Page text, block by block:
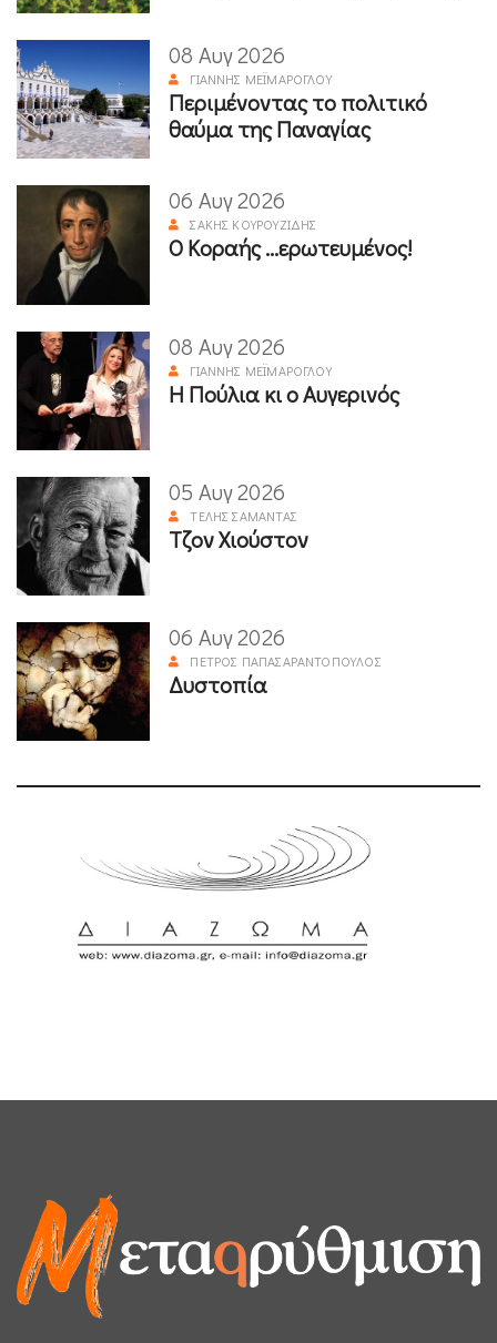
08 Αυγ 2026
ΓΙΆΝΝΗΣ ΜΕΪΜΆΡΟΓΛΟΥ
Περιμένοντας το πολιτικό
θαύμα της Παναγίας
06 Αυγ 2026
ΣΆΚΗΣ ΚΟΥΡΟΥΖΊΔΗΣ
Ο Κοραής ...ερωτευμένος!
08 Αυγ 2026
ΓΙΆΝΝΗΣ ΜΕΪΜΆΡΟΓΛΟΥ
Η Πούλια κι ο Αυγερινός
05 Αυγ 2026
ΤΈΛΗΣ ΣΑΜΑΝΤΆΣ
Τζον Χιούστον
06 Αυγ 2026
ΠΈΤΡΟΣ ΠΑΠΑΣΑΡΑΝΤΌΠΟΥΛΟΣ
Δυστοπία